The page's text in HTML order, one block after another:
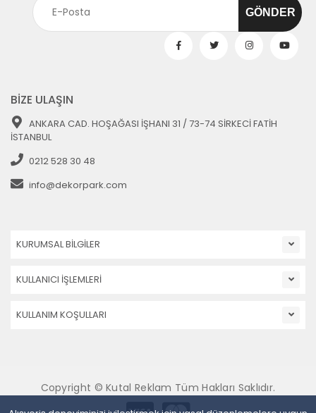
BİZE ULAŞIN
ANKARA CAD. HOŞAĞASI İŞHANI 31 / 73-74 SİRKECİ FATİH
İSTANBUL
0212 528 30 48
info@dekorpark.com
KURUMSAL BİLGİLER
KULLANICI İŞLEMLERİ
KULLANIM KOŞULLARI
Copyright © Kutal Reklam Tüm Hakları Saklıdır.